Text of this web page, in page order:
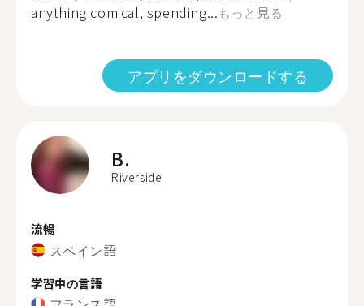
anything comical, spending...もっと見る
アプリをダウンロードする
B.
Riverside
流暢
スペイン語
学習中の言語